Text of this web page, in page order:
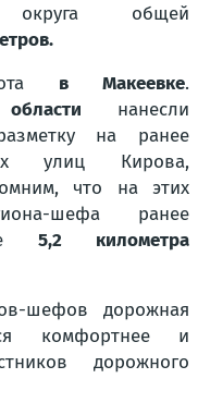
округа общей
в Макеевке.
нанесли
на ранее
улиц Кирова,
что на этих
шефа ранее
5,2 километра
шефов дорожная
комфортнее и
дорожного